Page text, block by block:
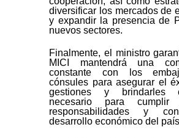
diversificar los mercados de
y expandir la presencia de
nuevos sectores.
Finalmente, el ministro
MICI mantendrá una
constante con los
cónsules para asegurar el
gestiones y brindarles
necesario para
responsabilidades y
desarrollo económico del